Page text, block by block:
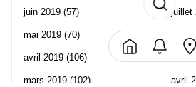
juin 2019 (57)
mai 2019 (70)
avril 2019 (106)
mars 2019 (102)
juillet
juin
mai
avril